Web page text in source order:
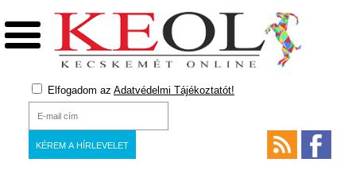
Elfogadom az Adatvédelmi Tájékoztatót!